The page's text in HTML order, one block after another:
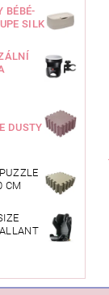
BÉBÉ-
SILK
DUSTY
CM